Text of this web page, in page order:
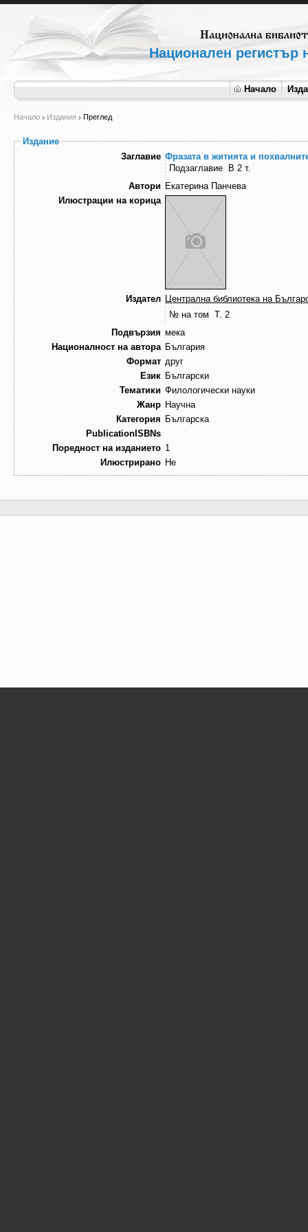
Национален регистър
Начало
Начало Издания Преглед
Издание
Заглавие Фразата в житията и
Подзаглавие
В 2 т.
Автори Екатерина Панчева
Илюстрации на корица
Издател Централна библиотека на
№ на том Т. 2
Подвързия мека
Националност на автора България
Формат друг
Език Български
Тематики Филологически науки
Жанр Научна
Категория Българска
PublicationISBNs
Поредност на изданието 1
Илюстрирано Не